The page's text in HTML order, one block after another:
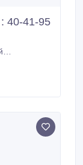
40-41-95
набором
и может